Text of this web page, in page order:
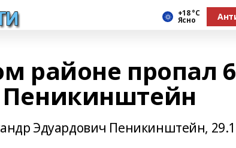
+18 °С
Ясно
районе пропал
Пеникинштейн
Эдуардович Пеникинштейн,